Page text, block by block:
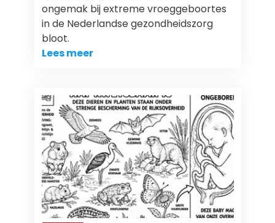
ongemak bij extreme vroeggeboortes
in de Nederlandse gezondheidszorg
bloot.
Lees meer